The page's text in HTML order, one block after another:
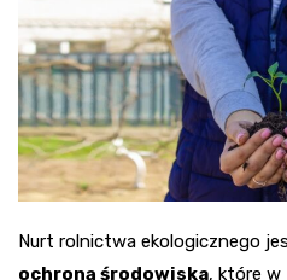
Nurt rolnictwa ekologicznego
ochroną środowiska, które w